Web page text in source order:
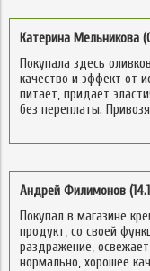
Катерина Мельникова
Покупала здесь
качество и эффект от
питает, придает
без переплаты.
Андрей Филимонов
Покупал в магазине
продукт, со своей
раздражение,
нормально, хорошее